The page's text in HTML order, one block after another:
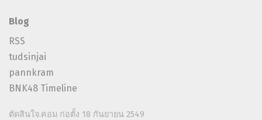
Blog
RSS
tudsinjai
pannkram
BNK48 Timeline
ตัดสินใจ.คอม ก่อตั้ง 18 กันยายน 2549